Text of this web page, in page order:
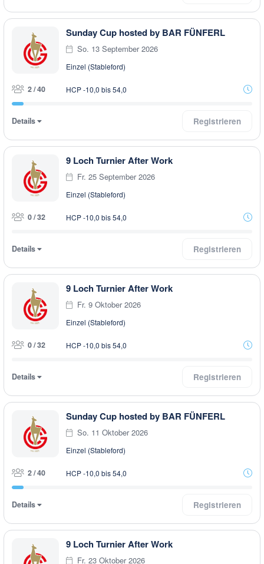
Sunday Cup hosted by BAR FÜNFERL
So. 13 September 2026
Einzel (Stableford)
2 / 40 HCP -10,0 bis 54,0
Details Registrieren
9 Loch Turnier After Work
Fr. 25 September 2026
Einzel (Stableford)
0 / 32 HCP -10,0 bis 54,0
Details Registrieren
9 Loch Turnier After Work
Fr. 9 Oktober 2026
Einzel (Stableford)
0 / 32 HCP -10,0 bis 54,0
Details Registrieren
Sunday Cup hosted by BAR FÜNFERL
So. 11 Oktober 2026
Einzel (Stableford)
2 / 40 HCP -10,0 bis 54,0
Details Registrieren
9 Loch Turnier After Work
Fr. 23 Oktober 2026